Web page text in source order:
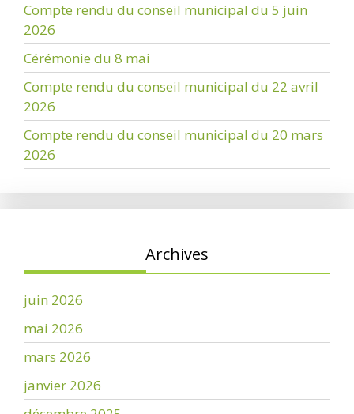
Compte rendu du conseil municipal du 5 juin
2026
Cérémonie du 8 mai
Compte rendu du conseil municipal du 22 avril
2026
Compte rendu du conseil municipal du 20 mars
2026
Archives
juin 2026
mai 2026
mars 2026
janvier 2026